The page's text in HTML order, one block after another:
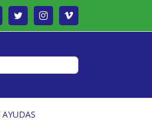
FacebookTwitterInstagramVimeo